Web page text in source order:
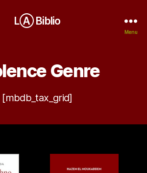
LⒶ Biblio
Menu
Genre
[mbdb_tax_grid]